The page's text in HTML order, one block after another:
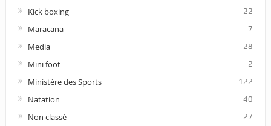
Kick boxing 22
Maracana 7
Media 28
Mini foot 2
Ministère des Sports 122
Natation 40
Non classé 27